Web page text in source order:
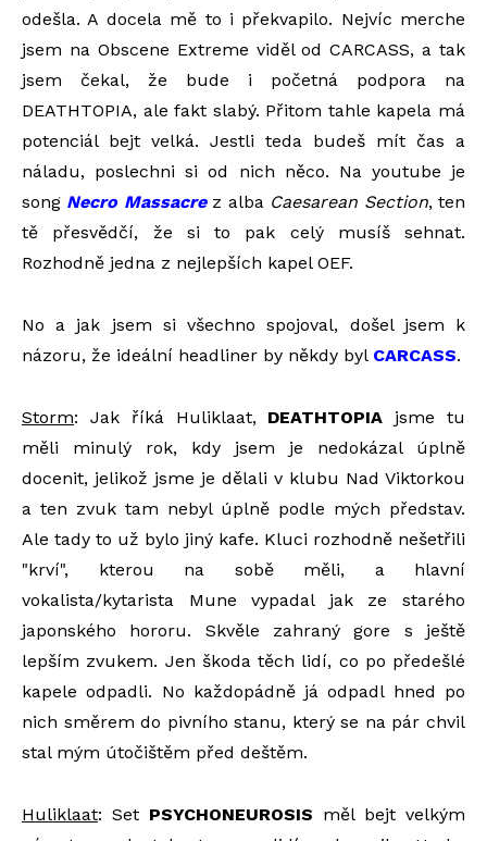
odešla. A docela mě to i překvapilo. Nejvíc merche
jsem na Obscene Extreme viděl od CARCASS, a tak
jsem čekal, že bude i početná podpora na
DEATHTOPIA, ale fakt slabý. Přitom tahle kapela má
potenciál bejt velká. Jestli teda budeš mít čas a
náladu, poslechni si od nich něco. Na youtube je
song Necro Massacrez alba Caesarean Section, ten
tě přesvědčí, že si to pak celý musíš sehnat.
Rozhodně jedna z nejlepších kapel OEF.
No a jak jsem si všechno spojoval, došel jsem k
názoru, že ideální headliner by někdy byl CARCASS.
Storm: Jak říká Huliklaat, DEATHTOPIA jsme tu
měli minulý rok, kdy jsem je nedokázal úplně
docenit, jelikož jsme je dělali v klubu Nad Viktorkou
a ten zvuk tam nebyl úplně podle mých představ.
Ale tady to už bylo jiný kafe. Kluci rozhodně nešetřili
"krví", kterou na sobě měli, a hlavní
vokalista/kytarista Mune vypadal jak ze starého
japonského hororu. Skvěle zahraný gore s ještě
lepším zvukem. Jen škoda těch lidí, co po předešlé
kapele odpadli. No každopádně já odpadl hned po
nich směrem do pivního stanu, který se na pár chvil
stal mým útočištěm před deštěm.
Huliklaat: Set PSYCHONEUROSIS měl bejt velkým